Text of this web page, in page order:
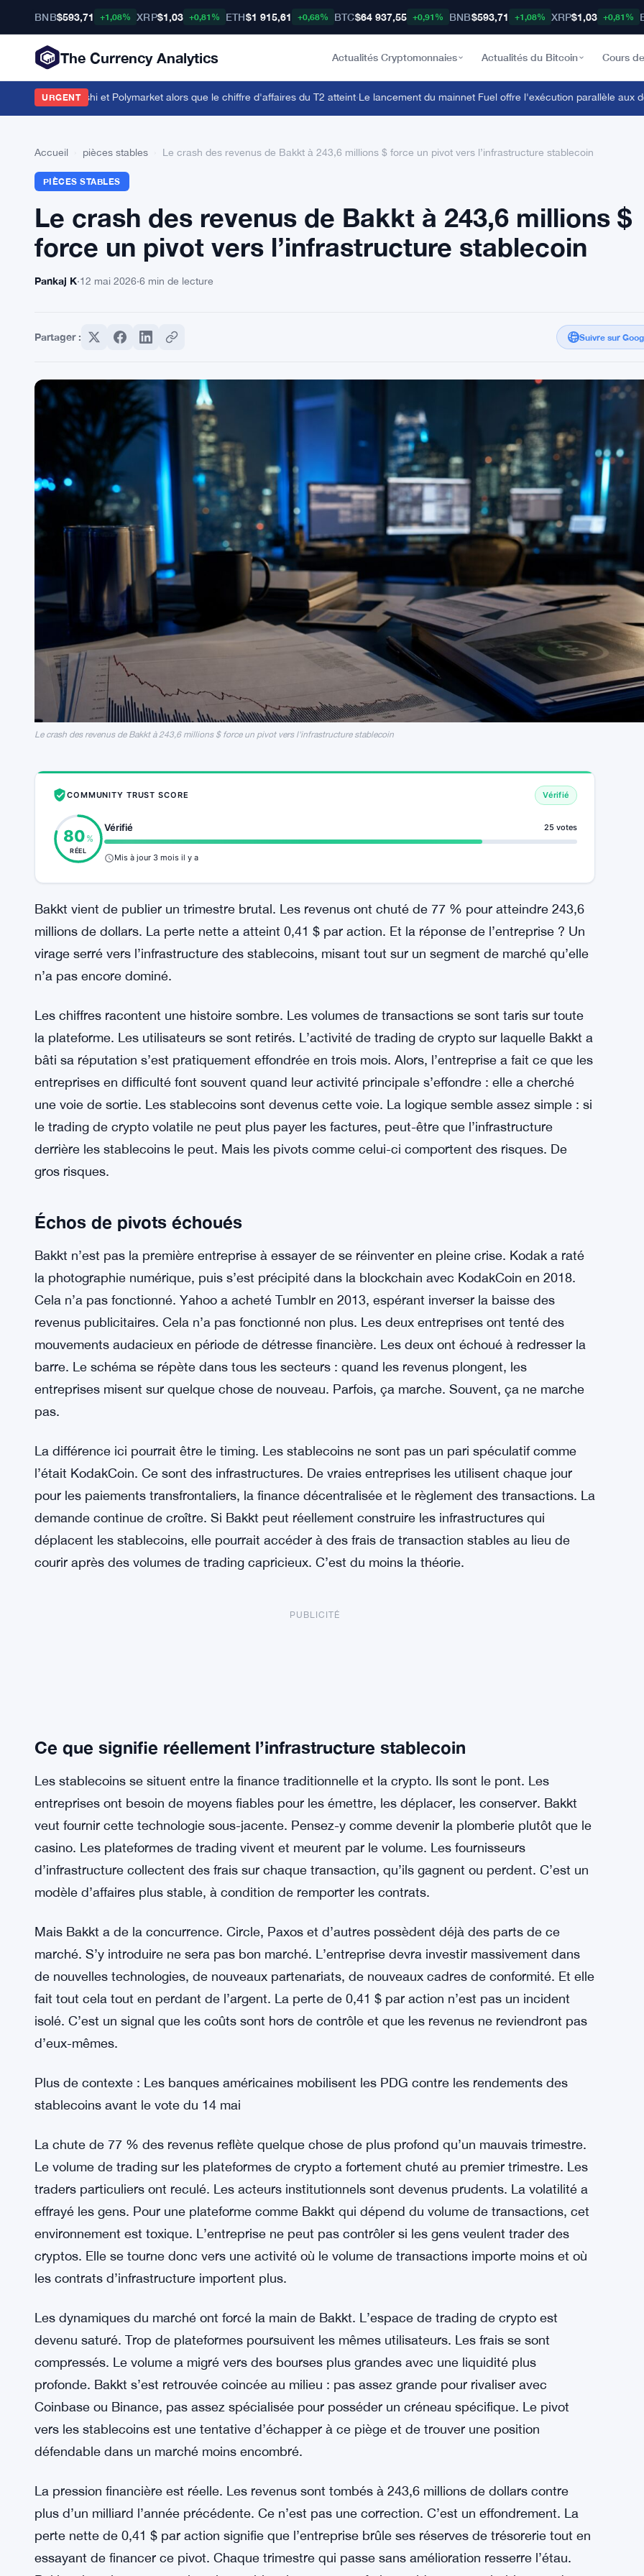
BNB$593,71 +1,08% XRP$1,03 +0,81% ETH$1 915,61 +0,68% BTC$64 937,55 +0,91% BNB$593,71 +1,08% XRP$1,03 +0,81%
The Currency Analytics Actualités Cryptomonnaies Actualités du Bitcoin Cours
URGENT
avec Kalshi et Polymarket alors que le chiffre d'affaires du T2 atteint·Le lancement du mainnet Fuel offre l'exécution parallèle aux
Accueil pièces stables Le crash des revenus de Bakkt à 243,6 millions $ force un pivot vers l’infrastructure stablecoin
PIÈCES STABLES
Le crash des revenus de Bakkt à 243,6 millions $
force un pivot vers l’infrastructure stablecoin
Pankaj K·12 mai 2026·6 min de lecture
Partager : Suivre sur
Le crash des revenus de Bakkt à 243,6 millions $ force un pivot vers l'infrastructure stablecoin
COMMUNITY TRUST SCORE Vérifié
80 %
RÉEL
Vérifié 25 votes
Mis à jour 3 mois il y a
Bakkt vient de publier un trimestre brutal. Les revenus ont chuté de 77 % pour atteindre 243,6
millions de dollars. La perte nette a atteint 0,41 $ par action. Et la réponse de l’entreprise ? Un
virage serré vers l’infrastructure des stablecoins, misant tout sur un segment de marché qu’elle
n’a pas encore dominé.
Les chiffres racontent une histoire sombre. Les volumes de transactions se sont taris sur toute
la plateforme. Les utilisateurs se sont retirés. L’activité de trading de crypto sur laquelle Bakkt a
bâti sa réputation s’est pratiquement effondrée en trois mois. Alors, l’entreprise a fait ce que les
entreprises en difficulté font souvent quand leur activité principale s’effondre : elle a cherché
une voie de sortie. Les stablecoins sont devenus cette voie. La logique semble assez simple : si
le trading de crypto volatile ne peut plus payer les factures, peut-être que l’infrastructure
derrière les stablecoins le peut. Mais les pivots comme celui-ci comportent des risques. De
gros risques.
Échos de pivots échoués
Bakkt n’est pas la première entreprise à essayer de se réinventer en pleine crise. Kodak a raté
la photographie numérique, puis s’est précipité dans la blockchain avec KodakCoin en 2018.
Cela n’a pas fonctionné. Yahoo a acheté Tumblr en 2013, espérant inverser la baisse des
revenus publicitaires. Cela n’a pas fonctionné non plus. Les deux entreprises ont tenté des
mouvements audacieux en période de détresse financière. Les deux ont échoué à redresser la
barre. Le schéma se répète dans tous les secteurs : quand les revenus plongent, les
entreprises misent sur quelque chose de nouveau. Parfois, ça marche. Souvent, ça ne marche
pas.
La différence ici pourrait être le timing. Les stablecoins ne sont pas un pari spéculatif comme
l’était KodakCoin. Ce sont des infrastructures. De vraies entreprises les utilisent chaque jour
pour les paiements transfrontaliers, la finance décentralisée et le règlement des transactions. La
demande continue de croître. Si Bakkt peut réellement construire les infrastructures qui
déplacent les stablecoins, elle pourrait accéder à des frais de transaction stables au lieu de
courir après des volumes de trading capricieux. C’est du moins la théorie.
PUBLICITÉ
Ce que signifie réellement l’infrastructure stablecoin
Les stablecoins se situent entre la finance traditionnelle et la crypto. Ils sont le pont. Les
entreprises ont besoin de moyens fiables pour les émettre, les déplacer, les conserver. Bakkt
veut fournir cette technologie sous-jacente. Pensez-y comme devenir la plomberie plutôt que le
casino. Les plateformes de trading vivent et meurent par le volume. Les fournisseurs
d’infrastructure collectent des frais sur chaque transaction, qu’ils gagnent ou perdent. C’est un
modèle d’affaires plus stable, à condition de remporter les contrats.
Mais Bakkt a de la concurrence. Circle, Paxos et d’autres possèdent déjà des parts de ce
marché. S’y introduire ne sera pas bon marché. L’entreprise devra investir massivement dans
fait tout cela tout en perdant de l’argent. La perte de 0,41 $ par action n’est pas un incident
isolé. C’est un signal que les coûts sont hors de contrôle et que les revenus ne reviendront pas
d’eux-mêmes.
Plus de contexte : Les banques américaines mobilisent les PDG contre les rendements des
stablecoins avant le vote du 14 mai
Le volume de trading sur les plateformes de crypto a fortement chuté au premier trimestre. Les
traders particuliers ont reculé. Les acteurs institutionnels sont devenus prudents. La volatilité a
effrayé les gens. Pour une plateforme comme Bakkt qui dépend du volume de transactions, cet
environnement est toxique. L’entreprise ne peut pas contrôler si les gens veulent trader des
cryptos. Elle se tourne donc vers une activité où le volume de transactions importe moins et où
les contrats d’infrastructure importent plus.
devenu saturé. Trop de plateformes poursuivent les mêmes utilisateurs. Les frais se sont
compressés. Le volume a migré vers des bourses plus grandes avec une liquidité plus
profonde. Bakkt s’est retrouvée coincée au milieu : pas assez grande pour rivaliser avec
Coinbase ou Binance, pas assez spécialisée pour posséder un créneau spécifique. Le pivot